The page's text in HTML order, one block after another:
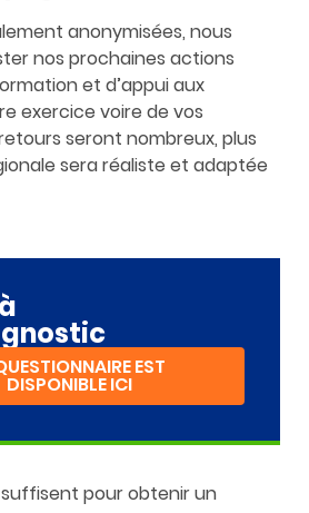
anonymisées, nous
nos prochaines actions
et d’appui aux
exercice voire de vos
seront nombreux, plus
sera réaliste et adaptée
EST
DISPONIBLE ICI
pour obtenir un